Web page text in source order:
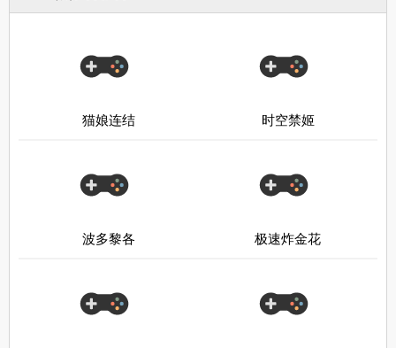
猫娘连结 时空禁姬
波多黎各 极速炸金花